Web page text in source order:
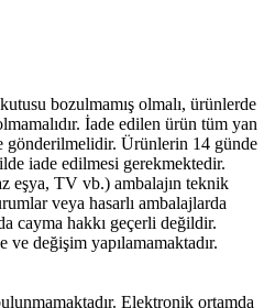
bozulmamış olmalı, ürünlerde
İade edilen ürün tüm yan
gönderilmelidir. Ürünlerin 14 günde
iade edilmesi gerekmektedir.
eşya, TV vb.) ambalajın teknik
veya hasarlı ambalajlarda
cayma hakkı geçerli değildir.
ve değişim yapılamamaktadır.
Elektronik ortamda